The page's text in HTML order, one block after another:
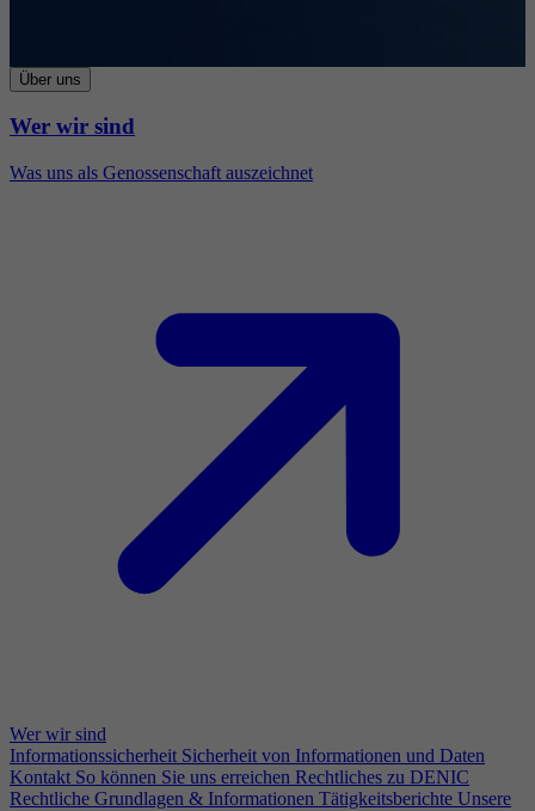
Über uns
Wer wir sind
Was uns als Genossenschaft auszeichnet
Wer wir sind
Informationssicherheit Sicherheit von Informationen und Daten
Kontakt So können Sie uns erreichen Rechtliches zu DENIC
Rechtliche Grundlagen & Informationen Tätigkeitsberichte Unsere